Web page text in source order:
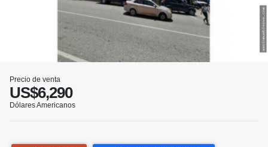
Precio de venta
US$6,290
Dólares Americanos